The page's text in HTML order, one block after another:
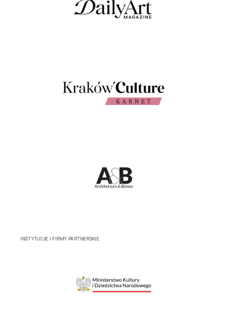
INSTYTUCJE I FIRMY PARTNERSKIE